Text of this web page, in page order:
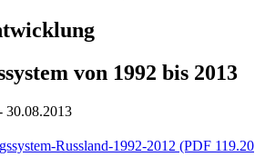
von 1992 bis 2013
30.08.2013
Russland-1992-2012 (PDF 119.20